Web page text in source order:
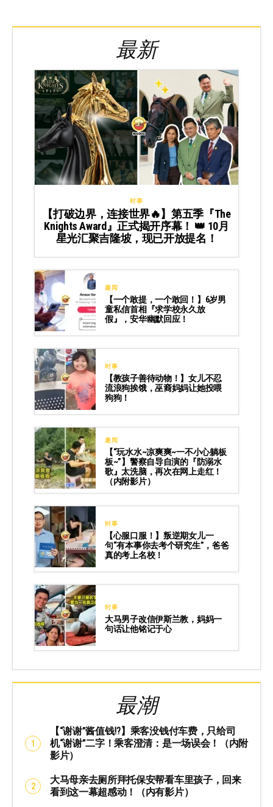
最新
时事
【打破边界，连接世界🔥】第五季『The
Knights Award』正式揭开序幕！ 👑 10月
星光汇聚吉隆坡，现已开放提名！
趣闻
【一个敢提，一个敢回！】6岁男
童私信首相『求学校永久放
假』，安华幽默回应！
时事
【教孩子善待动物！】女儿不忍
流浪狗挨饿，巫裔妈妈让她投喂
狗狗！
趣闻
【“玩水水~凉爽爽~一不小心躺板
板~”】警察自导自演的『防溺水
歌』太洗脑，再次在网上走红！
（内附影片）
时事
【心服口服！】叛逆期女儿一
句“有本事你去考个研究生”，爸爸
真的考上名校！
时事
大马男子改信伊斯兰教，妈妈一
句话让他铭记于心
最潮
【“谢谢”酱值钱⁉️】乘客没钱付车费，只给司
机“谢谢”二字！乘客澄清：是一场误会！（内附
影片）
大马母亲去厕所拜托保安帮看车里孩子，回来
看到这一幕超感动！（内有影片）